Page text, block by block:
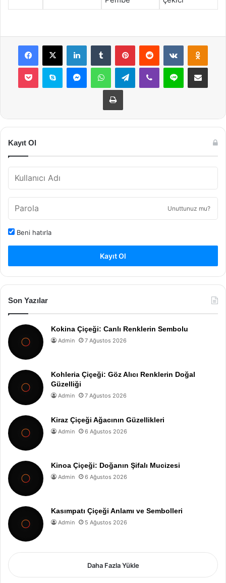
Facebook
X LinkedInTumblr PinterestReddit VKontakte
Pocket Skype MessengerWhatsAppTelegramViber Line E-Posta ile
Yazdır
Kayıt Ol
Unuttunuz mu?
Beni hatırla
Kayıt Ol
Son Yazılar
Kokina Çiçeği: Canlı Renklerin Sembolu
Admin 7 Ağustos 2026
Kohleria Çiçeği: Göz Alıcı Renklerin Doğal
Güzelliği
Admin 7 Ağustos 2026
Kiraz Çiçeği Ağacının Güzellikleri
Admin 6 Ağustos 2026
Kinoa Çiçeği: Doğanın Şifalı Mucizesi
Admin 6 Ağustos 2026
Kasımpatı Çiçeği Anlamı ve Sembolleri
Admin 5 Ağustos 2026
Daha Fazla Yükle